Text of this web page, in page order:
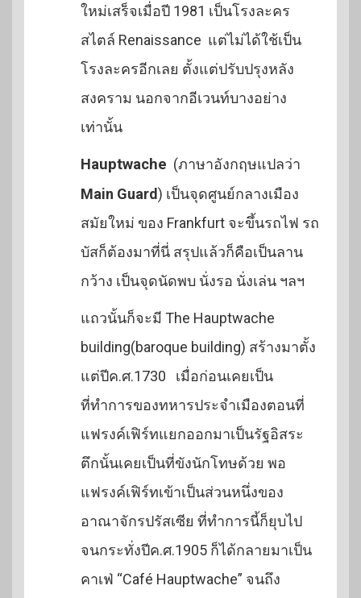
ใหม่เสร็จเมื่อปี 1981 เป็นโรงละคร
สไตล์ Renaissance แต่ไม่ได้ใช้เป็น
โรงละครอีกเลย ตั้งแต่ปรับปรุงหลัง
สงคราม นอกจากอีเวนท์บางอย่าง
เท่านั้น
Hauptwache (ภาษาอังกฤษแปลว่า
Main Guard) เป็นจุดศูนย์กลางเมือง
สมัยใหม่ ของ Frankfurt จะขึ้นรถไฟ รถ
บัสก็ต้องมาที่นี่ สรุปแล้วก็คือเป็นลาน
กว้าง เป็นจุดนัดพบ นั่งรอ นั่งเล่น ฯลฯ
แถวนั้นก็จะมี The Hauptwache
building(baroque building) สร้างมาตั้ง
แต่ปีค.ศ.1730 เมื่อก่อนเคยเป็น
ที่ทำการของทหารประจำเมืองตอนที่
แฟรงค์เฟิร์ทแยกออกมาเป็นรัฐอิสระ
ตึกนั้นเคยเป็นที่ขังนักโทษด้วย พอ
แฟรงค์เฟิร์ทเข้าเป็นส่วนหนึ่งของ
อาณาจักรปรัสเซีย ที่ทำการนี้ก็ยุบไป
จนกระทั่งปีค.ศ.1905 ก็ได้กลายมาเป็น
คาเฟ่ “Café Hauptwache” จนถึง